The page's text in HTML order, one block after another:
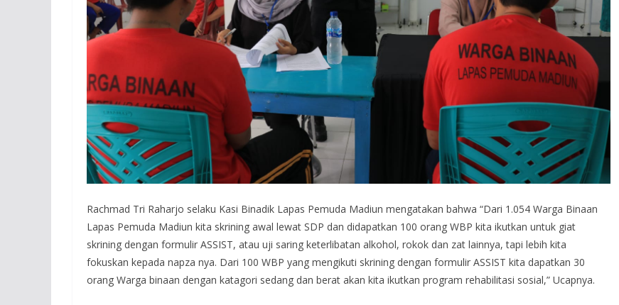
Rachmad Tri Raharjo selaku Kasi Binadik Lapas Pemuda Madiun mengatakan bahwa “Dari 1.054 Warga Binaan
Lapas Pemuda Madiun kita skrining awal lewat SDP dan didapatkan 100 orang WBP kita ikutkan untuk giat
skrining dengan formulir ASSIST, atau uji saring keterlibatan alkohol, rokok dan zat lainnya, tapi lebih kita
fokuskan kepada napza nya. Dari 100 WBP yang mengikuti skrining dengan formulir ASSIST kita dapatkan 30
orang Warga binaan dengan katagori sedang dan berat akan kita ikutkan program rehabilitasi sosial,” Ucapnya.